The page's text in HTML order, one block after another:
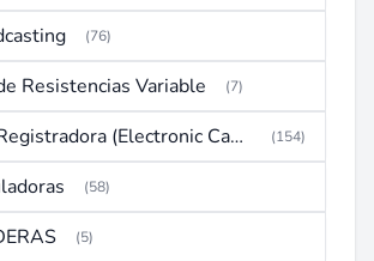
(76)
Resistencias Variable (7)
Caja Registradora (Electronic Cash Register) (154)
(58)
(5)